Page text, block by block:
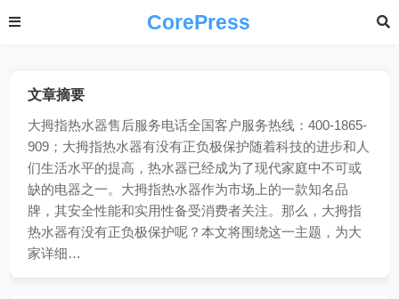
CorePress
文章摘要
大拇指热水器售后服务电话全国客户服务热线：400-1865-
909；大拇指热水器有没有正负极保护随着科技的进步和人
们生活水平的提高，热水器已经成为了现代家庭中不可或
缺的电器之一。大拇指热水器作为市场上的一款知名品
牌，其安全性能和实用性备受消费者关注。那么，大拇指
热水器有没有正负极保护呢？本文将围绕这一主题，为大
家详细…